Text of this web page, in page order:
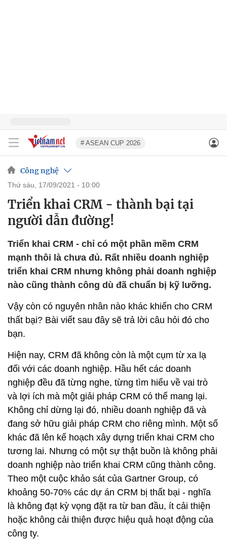
# ASEAN CUP 2026
Công nghệ
thứ sáu, 17/09/2021 - 10:00
Triển khai CRM - thành bại tại
người dẫn đường!
Triển khai CRM - chỉ có một phần mềm CRM
mạnh thôi là chưa đủ. Rất nhiều doanh nghiệp
triển khai CRM nhưng không phải doanh nghiệp
nào cũng thành công dù đã chuẩn bị kỹ lưỡng.
Vậy còn có nguyên nhân nào khác khiến cho CRM
thất bại? Bài viết sau đây sẽ trả lời câu hỏi đó cho
bạn.
Hiện nay, CRM đã không còn là một cụm từ xa lạ
đối với các doanh nghiệp. Hầu hết các doanh
nghiệp đều đã từng nghe, từng tìm hiểu về vai trò
và lợi ích mà một giải pháp CRM có thể mang lại.
Không chỉ dừng lại đó, nhiều doanh nghiệp đã và
đang sở hữu giải pháp CRM cho riêng mình. Một số
khác đã lên kế hoạch xây dựng triển khai CRM cho
tương lai. Nhưng có một sự thật buồn là không phải
doanh nghiệp nào triển khai CRM cũng thành công.
Theo một cuộc khảo sát của Gartner Group, có
khoảng 50-70% các dự án CRM bị thất bại - nghĩa
là không đạt kỳ vọng đặt ra từ ban đầu, ít cải thiện
hoặc không cải thiện được hiệu quả hoạt động của
công ty.